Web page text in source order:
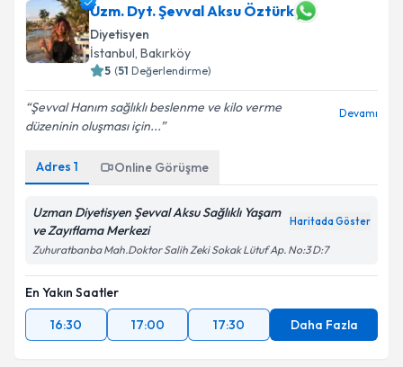
Takvim Talebini Gönder
Dyt. Beyza DÖNERiçin randevu takvimi talebi
oluşturun. Size bu uzmandan randevu almanız için bir
takvim hazırlandığında e-posta ile bilgilendireceğiz.
E-posta Adresiniz
Kişisel verilerimin işlenmesine ilişkin
Metni'ni okudum ve kişisel verilerimin belirtilen
Takvim Talebini Gönder
Uzm. Dyt. Şevval Aksu Öztürk
Diyetisyen
İstanbul, Bakırköy
5 (51 Değerlendirme)
Şevval Hanım sağlıklı beslenme ve kilo verme
düzeninin oluşması için...
Devamı
Adres 1 Online Görüşme
Uzman Diyetisyen Şevval Aksu Sağlıklı Yaşam
ve Zayıflama Merkezi
Haritada Göster
Zuhuratbanba Mah.Doktor Salih Zeki Sokak Lütuf Ap. No:3 D:7
En Yakın Saatler
16:30
17:00 17:30 Daha Fazla